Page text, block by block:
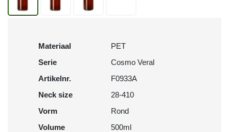
Materiaal
PET
Serie
Cosmo Veral
Artikelnr.
F0933A
Neck size
28-410
Vorm
Rond
Volume
500ml